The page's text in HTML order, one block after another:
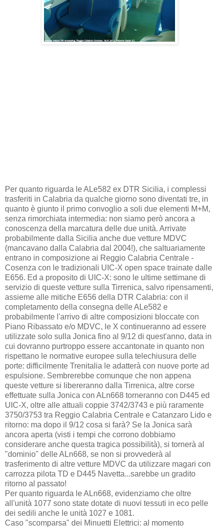
Per quanto riguarda le ALe582 ex DTR Sicilia, i complessi
trasferiti in Calabria da qualche giorno sono diventati tre, in
quanto è giunto il primo convoglio a soli due elementi M+M,
senza rimorchiata intermedia: non siamo però ancora a
conoscenza della marcatura delle due unità. Arrivate
probabilmente dalla Sicilia anche due vetture MDVC
(mancavano dalla Calabria dal 2004!), che saltuariamente
entrano in composizione ai Reggio Calabria Centrale -
Cosenza con le tradizionali UIC-X open space trainate dalle
E656. Ed a proposito di UIC-X: sono le ultime settimane di
servizio di queste vetture sulla Tirrenica, salvo ripensamenti,
assieme alle mitiche E656 della DTR Calabria: con il
completamento della consegna delle ALe582 e
probabilmente l'arrivo di altre composizioni bloccate con
Piano Ribassato e/o MDVC, le X continueranno ad essere
utilizzate solo sulla Jonica fino al 9/12 di quest'anno, data in
cui dovranno purtroppo essere accantonate in quanto non
rispettano le normative europee sulla telechiusura delle
porte: difficilmente Trenitalia le adatterà con nuove porte ad
espulsione. Sembrerebbe comunque che non appena
queste vetture si libereranno dalla Tirrenica, altre corse
effettuate sulla Jonica con ALn668 torneranno con D445 ed
UIC-X, oltre alle attuali coppie 3742/3743 e più raramente
3750/3753 tra Reggio Calabria Centrale e Catanzaro Lido e
ritorno: ma dopo il 9/12 cosa si farà? Se la Jonica sarà
ancora aperta (visti i tempi che corrono dobbiamo
considerare anche questa tragica possibilità), si tornerà al
"dominio" delle ALn668, se non si provvederà al
trasferimento di altre vetture MDVC da utilizzare magari con
carrozza pilota TD e D445 Navetta...sarebbe un gradito
ritorno al passato!
Per quanto riguarda le ALn668, evidenziamo che oltre
all'unità 1077 sono state dotate di nuovi tessuti in eco pelle
dei sedili anche le unità 1027 e 1081.
Caso "scomparsa" dei Minuetti Elettrici: al momento